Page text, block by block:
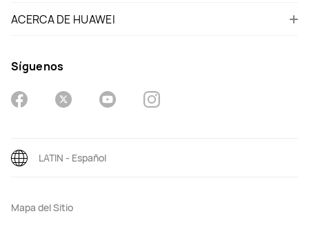
ACERCA DE HUAWEI
Síguenos
Mapa del Sitio
LATIN - Español